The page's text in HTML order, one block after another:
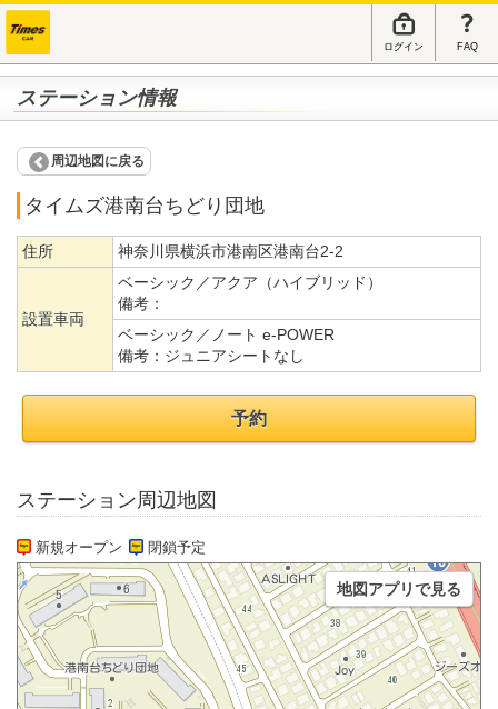
ログイン FAQ
ステーション情報
周辺地図に戻る
タイムズ港南台ちどり団地
住所 神奈川県横浜市港南区港南台2-2
設置車両
ベーシック／アクア（ハイブリッド）
備考：
ベーシック／ノート e-POWER
備考： ジュニアシートなし
予約
ステーション周辺地図
新規オープン 閉鎖予定
地図アプリで見る